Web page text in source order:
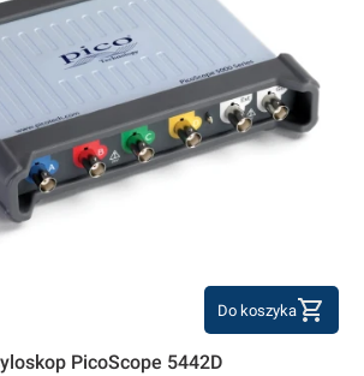
Do koszyka
PicoScope 5442D